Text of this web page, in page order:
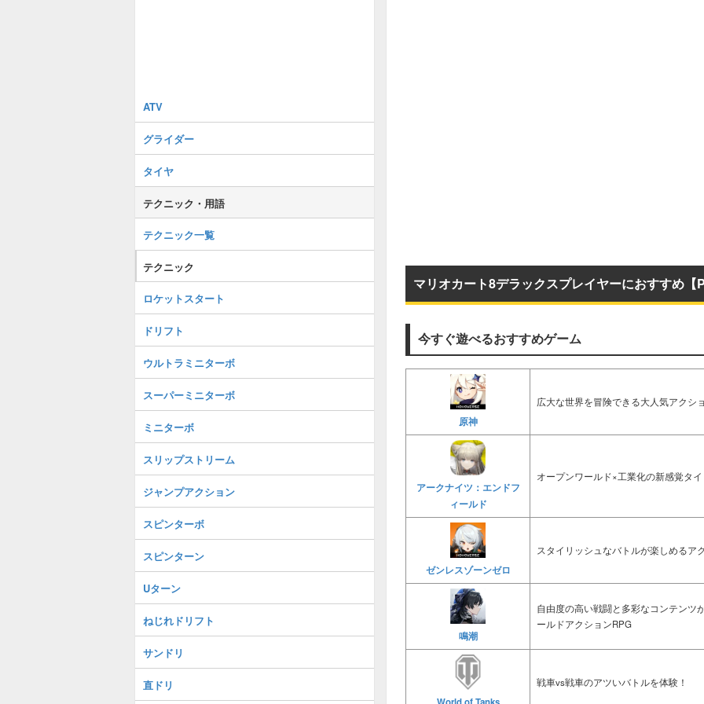
マリオカート8デラックスプレイヤーにおすすめ【
今すぐ遊べるおすすめゲーム
原神
広大な世界を冒険できる大人気アクシ
アークナイツ：エンドフ
ィールド
オープンワールド×工業化の新感覚タ
ゼンレスゾーンゼロ
スタイリッシュなバトルが楽しめるア
鳴潮
自由度の高い戦闘と多彩なコンテンツ
ールドアクションRPG
戦車vs戦車のアツいバトルを体験！
ATV
グライダー
タイヤ
テクニック・用語
テクニック一覧
テクニック
ロケットスタート
ドリフト
ウルトラミニターボ
スーパーミニターボ
ミニターボ
スリップストリーム
ジャンプアクション
スピンターボ
スピンターン
Uターン
ねじれドリフト
サンドリ
直ドリ